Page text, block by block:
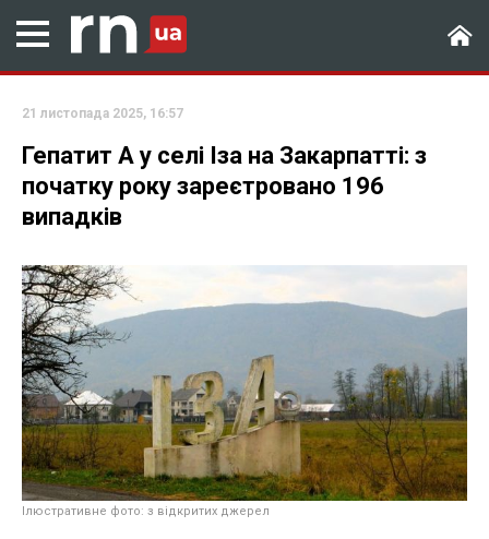
21 листопада 2025, 16:57
Гепатит А у селі Іза на Закарпатті: з
початку року зареєтровано 196
випадків
Ілюстративне фото: з відкритих джерел